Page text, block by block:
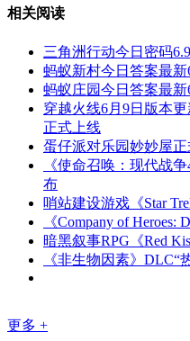
相关阅读
三角洲行动今日密码
蚂蚁新村今日答案最
蚂蚁庄园今日答案最
穿越火线6月9日版本
正式上线
蛋仔派对乐园妙妙屋正
《使命召唤：现代战
布
哨站建设游戏《Star
《Company of
暗黑叙事RPG《Red
《非生物因素》DLC“
更多 +